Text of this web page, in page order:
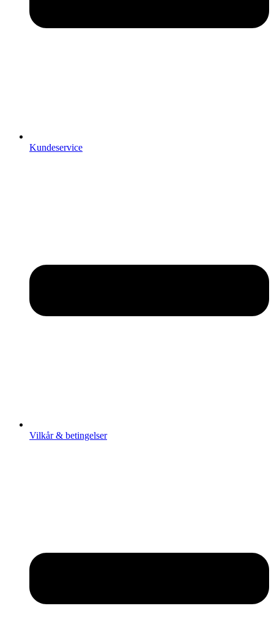
Kundeservice
Vilkår & betingelser